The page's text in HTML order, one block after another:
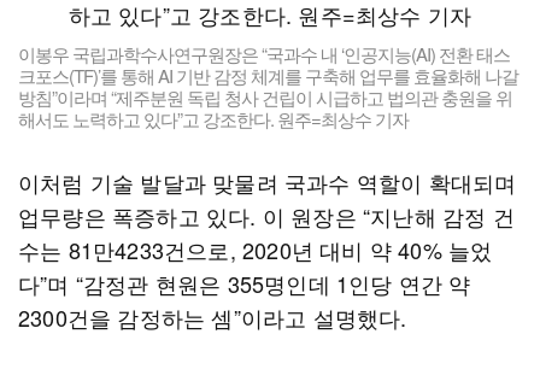
이봉우 국립과학수사연구원장은 “국과수 내 ‘인공지능(AI) 전환 태스
크포스(TF)’를 통해 AI 기반 감정 체계를 구축해 업무를 효율화해 나갈
방침”이라며 “제주분원 독립 청사 건립이 시급하고 법의관 충원을 위
해서도 노력하고 있다”고 강조한다. 원주=최상수 기자
이처럼 기술 발달과 맞물려 국과수 역할이 확대되며
업무량은 폭증하고 있다. 이 원장은 “지난해 감정 건
수는 81만4233건으로, 2020년 대비 약 40% 늘었
다”며 “감정관 현원은 355명인데 1인당 연간 약
2300건을 감정하는 셈”이라고 설명했다.